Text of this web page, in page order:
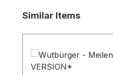
Produktgalerie überspringen
Similar Items